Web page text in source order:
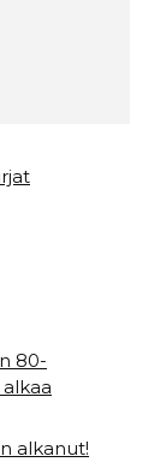
80-
alkanut!